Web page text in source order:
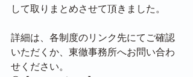
して取りまとめさせて頂きました。
詳細は、各制度のリンク先にてご確認
いただくか、東徹事務所へお問い合わ
せください。